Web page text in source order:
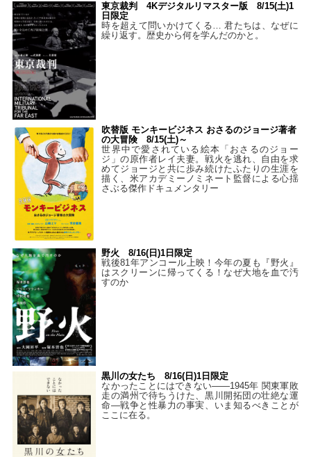
東京裁判 4Kデジタルリマスター版 8/15(土)1
日限定
時を超えて問いかけてくる… 君たちは、なぜに
繰り返す。歴史から何を学んだのかと。
吹替版 モンキービジネス おさるのジョージ著者
の大冒険 8/15(土)～
世界中で愛されている絵本「おさるのジョー
ジ」の原作者レイ夫妻。戦火を逃れ、自由を求
めてジョージと共に歩み続けたふたりの生涯を
描く、米アカデミーノミネート監督による心揺
さぶる傑作ドキュメンタリー
野火 8/16(日)1日限定
戦後81年アンコール上映！今年の夏も『野火』
はスクリーンに帰ってくる！なぜ大地を血で汚
すのか
黒川の女たち 8/16(日)1日限定
なかったことにはできない——1945年 関東軍敗
走の満州で待ちうけた、黒川開拓団の壮絶な運
命―戦争と性暴力の事実、いま知るべきことが
ここに在る。